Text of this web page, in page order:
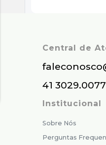
Central de
41 3029.0077
Institucional
Sobre Nós
Perguntas